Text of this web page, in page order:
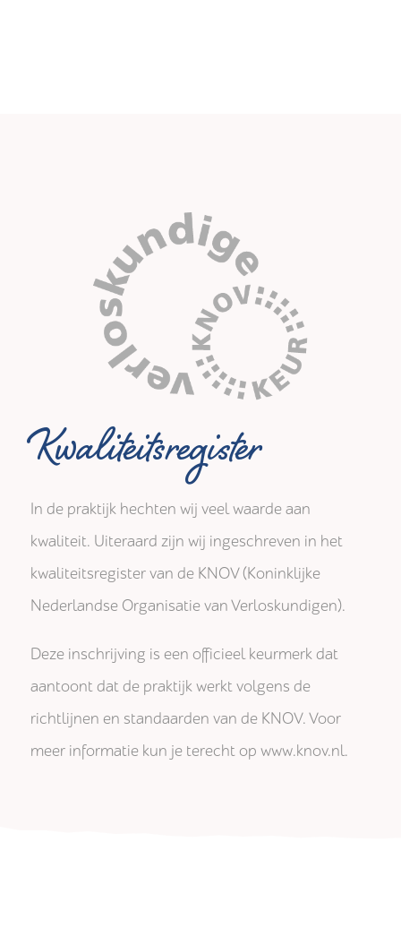
Kwaliteitsregister
In de praktijk hechten wij veel waarde aan
kwaliteit. Uiteraard zijn wij ingeschreven in het
kwaliteitsregister van de KNOV (Koninklijke
Nederlandse Organisatie van Verloskundigen).
Deze inschrijving is een officieel keurmerk dat
aantoont dat de praktijk werkt volgens de
richtlijnen en standaarden van de KNOV. Voor
meer informatie kun je terecht op www.knov.nl.